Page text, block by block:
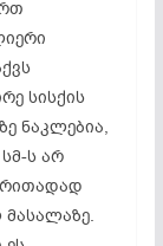
სისქის
ნაკლებია,
ს არ
მასალაზე.